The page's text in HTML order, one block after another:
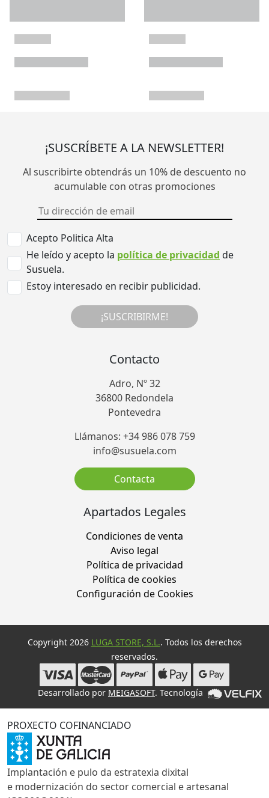
¡SUSCRÍBETE A LA NEWSLETTER!
Al suscribirte obtendrás un 10% de descuento no
acumulable con otras promociones
Acepto Politica Alta
He leído y acepto la política de privacidad de
Susuela.
Estoy interesado en recibir publicidad.
¡SUSCRIBIRME!
Contacto
Adro, Nº 32
36800 Redondela
Pontevedra
Llámanos: +34 986 078 759
info@susuela.com
Contacta
Apartados Legales
Condiciones de venta
Aviso legal
Política de privacidad
Política de cookies
Configuración de Cookies
Copyright 2026 LUGA STORE, S.L.. Todos los derechos
reservados.
Desarrollado por MEIGASOFT. Tecnología
PROXECTO COFINANCIADO
Implantación e pulo da estratexia dixital
e modernización do sector comercial e artesanal